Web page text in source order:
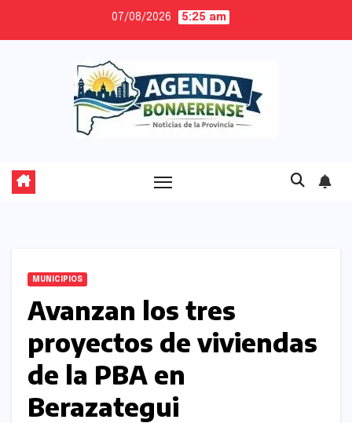
07/08/2026 5:25 am
MUNICIPIOS
Avanzan los tres
proyectos de viviendas
de la PBA en
Berazategui